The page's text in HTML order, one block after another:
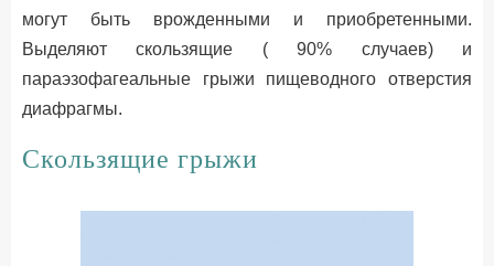
могут быть врожденными и приобретенными.
Выделяют скользящие ( 90% случаев) и
параэзофагеальные грыжи пищеводного отверстия
диафрагмы.
Скользящие грыжи